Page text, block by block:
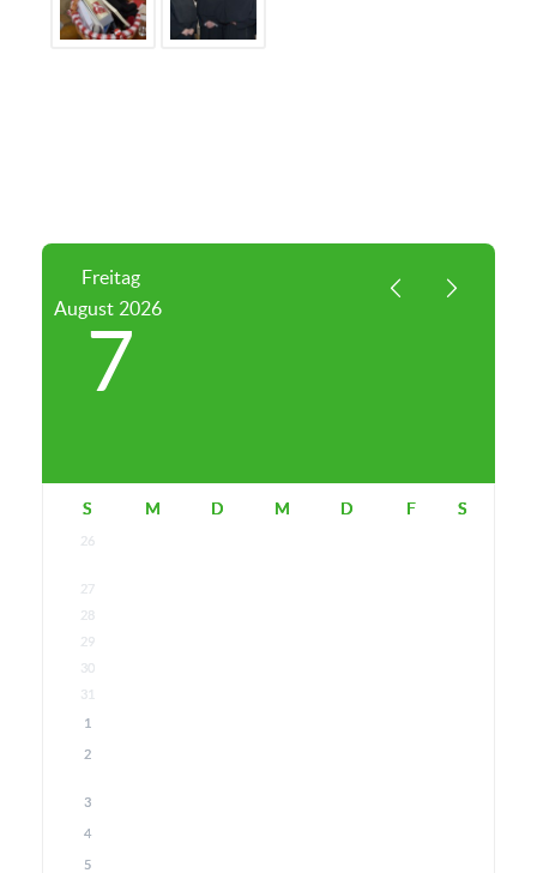
Freitag
August 2026
7
S M D M D F S
26
27
28
29
30
31
1
2
3
4
5